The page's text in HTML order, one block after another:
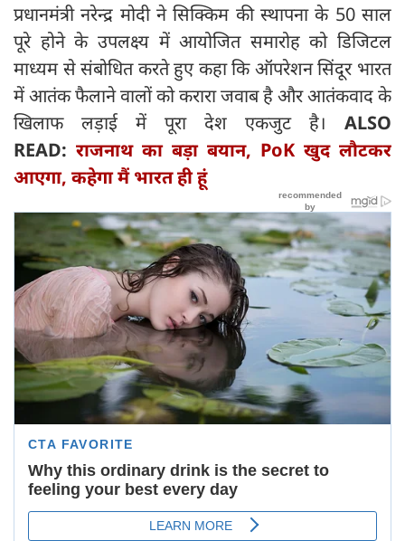
प्रधानमंत्री नरेन्द्र मोदी ने सिक्किम की स्थापना के 50 साल
पूरे होने के उपलक्ष्य में आयोजित समारोह को डिजिटल
माध्यम से संबोधित करते हुए कहा कि ऑपरेशन सिंदूर भारत
में आतंक फैलाने वालों को करारा जवाब है और आतंकवाद के
खिलाफ लड़ाई में पूरा देश एकजुट है। ALSO
READ: राजनाथ का बड़ा बयान, PoK खुद लौटकर
आएगा, कहेगा मैं भारत ही हूं